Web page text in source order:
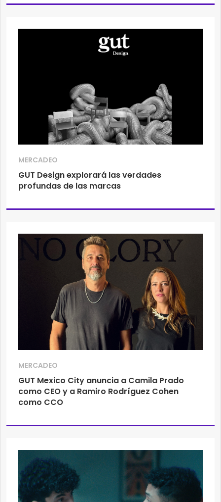
MERCADEO
GUT Design explorará las verdades
profundas de las marcas
MERCADEO
GUT Mexico City anuncia a Camila Prado
como CEO y a Ramiro Rodríguez Cohen
como CCO